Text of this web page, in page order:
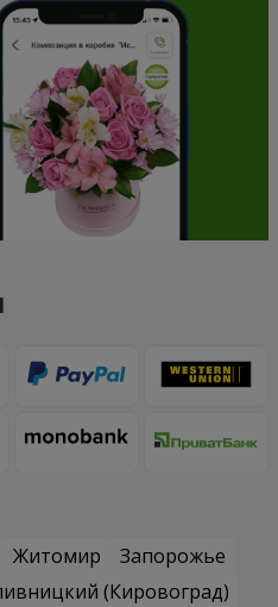
Житомир
Запорожье
(Кировоград)